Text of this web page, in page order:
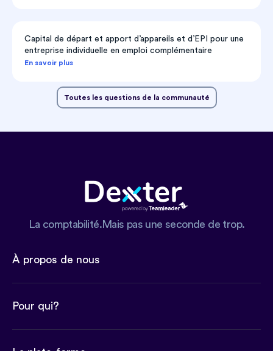
Capital de départ et apport d’appareils et d’EPI pour une
entreprise individuelle en emploi complémentaire
En savoir plus
Toutes les questions de la communauté
La comptabilité.Mais pas une seconde de trop.
À propos de nous
Pour qui?